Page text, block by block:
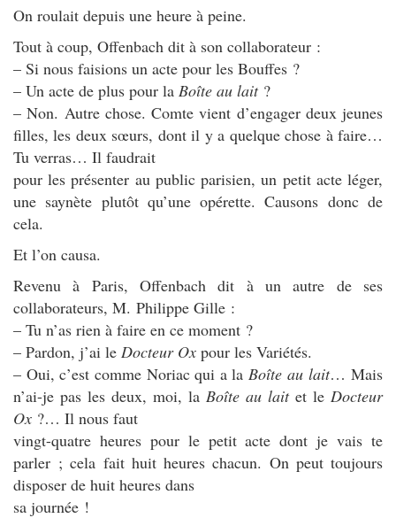
On roulait depuis une heure à peine.
Tout à coup, Offenbach dit à son collaborateur :
– Si nous faisions un acte pour les Bouffes ?
– Un acte de plus pour la Boîte au lait?
– Non. Autre chose. Comte vient d’engager deux jeunes
filles, les deux sœurs, dont il y a quelque chose à faire…
Tu verras… Il faudrait
pour les présenter au public parisien, un petit acte léger,
une saynète plutôt qu’une opérette. Causons donc de
cela.
Et l’on causa.
Revenu à Paris, Offenbach dit à un autre de ses
collaborateurs, M. Philippe Gille :
– Tu n’as rien à faire en ce moment ?
– Pardon, j’ai le Docteur Ox pour les Variétés.
– Oui, c’est comme Noriac qui a la Boîte au lait… Mais
n’ai-je pas les deux, moi, la Boîte au laitet le Docteur
Ox ?… Il nous faut
vingt-quatre heures pour le petit acte dont je vais te
parler ; cela fait huit heures chacun. On peut toujours
disposer de huit heures dans
sa journée !